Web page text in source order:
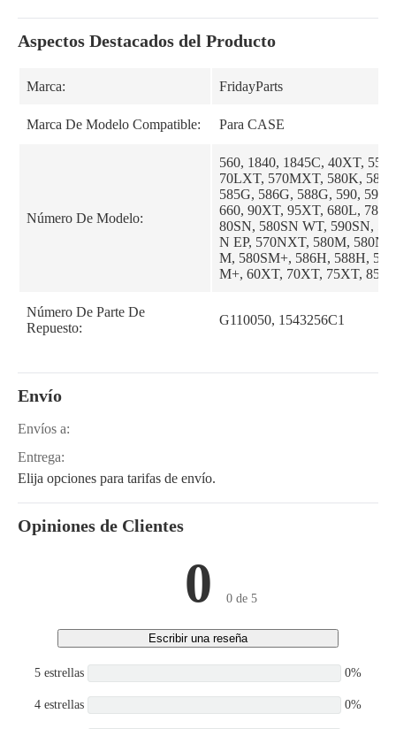
Aspectos Destacados del Producto
Marca: FridayParts
Marca De Modelo Compatible: Para CASE
Número De Modelo:
560, 1840, 1845C, 40XT,
70LXT, 570MXT, 580K,
585G, 586G, 588G, 590,
660, 90XT, 95XT, 680L,
80SN, 580SN WT, 590SN,
N EP, 570NXT, 580M, 580N
M, 580SM+, 586H, 588H,
M+, 60XT, 70XT, 75XT,
Número De Parte De
Repuesto:
G110050, 1543256C1
Envío
Envíos a:
Entrega:
Elija opciones para tarifas de envío.
Opiniones de Clientes
0 0 de 5
Escribir una reseña
5 estrellas 0%
4 estrellas 0%